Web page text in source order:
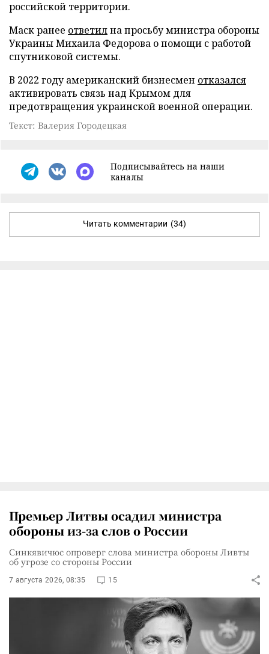
российской территории.
Маск ранее ответилна просьбу министра обороны
Украины Михаила Федорова о помощи с работой
спутниковой системы.
В 2022 году американский бизнесмен отказался
активировать связь над Крымом для
предотвращения украинской военной операции.
Текст: Валерия Городецкая
Подписывайтесь на наши
каналы
Читать комментарии (34)
Премьер Литвы осадил министра
обороны из-за слов о России
Синкявичюс опроверг слова министра обороны Ливты
об угрозе со стороны России
7 августа 2026, 08:35 15